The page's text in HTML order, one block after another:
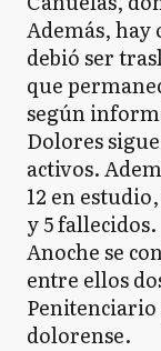
Además, hay
debió ser
que
según
Dolores
activos.
12 en
y 5 fallecidos.
Anoche se
entre ellos
dolorense.